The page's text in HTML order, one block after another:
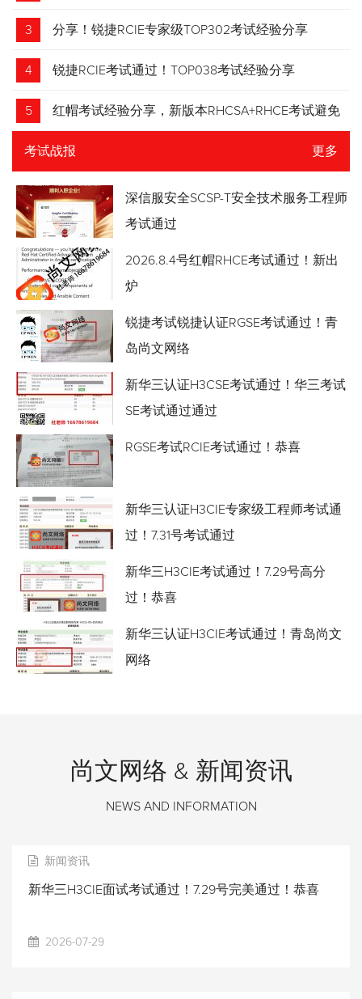
3 分享！锐捷RCIE专家级TOP302考试经验分享
4 锐捷RCIE考试通过！TOP038考试经验分享
5 红帽考试经验分享，新版本RHCSA+RHCE考试避免
踩坑
考试战报 更多
深信服安全SCSP-T安全技术服务工程师
考试通过
2026.8.4号红帽RHCE考试通过！新出
炉
锐捷考试锐捷认证RGSE考试通过！青
岛尚文网络
新华三认证H3CSE考试通过！华三考试
SE考试通过通过
RGSE考试RCIE考试通过！恭喜
新华三认证H3CIE专家级工程师考试通
过！7.31号考试通过
新华三H3CIE考试通过！7.29号高分
过！恭喜
新华三认证H3CIE考试通过！青岛尚文
网络
尚文网络 & 新闻资讯
NEWS AND INFORMATION
新闻资讯
新华三H3CIE面试考试通过！7.29号完美通过！恭喜
2026-07-29